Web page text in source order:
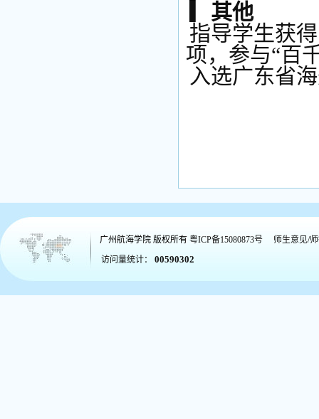
▎其他
指导学生获
项，参与“百
入选广东省
广州航海学院 版权所有 粤ICP备15080873号
师生意见/
访问量统计：
00590302